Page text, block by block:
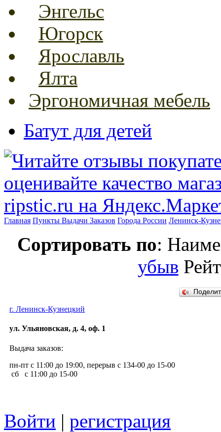
Энгельс
Югорск
Ярославль
Ялта
Эргономичная мебель
Батут для детей
Главная Пункты Выдачи Заказов Города России Ленинск-
Сортировать по:
убыв
г. Ленинск-Кузнецкий
ул. Ульяновская, д. 4, оф. 1
Выдача заказов:
пн-пт с 11:00 до 19:00, перерыв с 134-00 до 15-00
сб с 11:00 до 15-00
Войти | регистрация